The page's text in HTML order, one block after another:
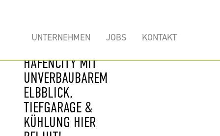
UNTERNEHMEN JOBS KONTAKT
TRAUMBÜRO IN
HAFENCITY MIT
UNVERBAUBAREM
ELBBLICK,
TIEFGARAGE &
KÜHLUNG HIER